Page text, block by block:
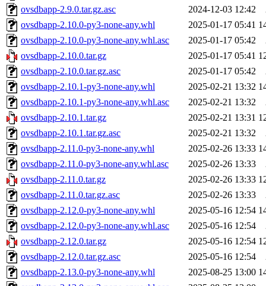
ovsdbapp-2.9.0.tar.gz.asc
2024-12-03 12:42
ovsdbapp-2.10.0-py3-none-any.whl
2025-01-17 05:41
ovsdbapp-2.10.0-py3-none-any.whl.asc
2025-01-17 05:42
ovsdbapp-2.10.0.tar.gz
2025-01-17 05:41
ovsdbapp-2.10.0.tar.gz.asc
2025-01-17 05:42
ovsdbapp-2.10.1-py3-none-any.whl
2025-02-21 13:32
ovsdbapp-2.10.1-py3-none-any.whl.asc
2025-02-21 13:32
ovsdbapp-2.10.1.tar.gz
2025-02-21 13:31
ovsdbapp-2.10.1.tar.gz.asc
2025-02-21 13:32
ovsdbapp-2.11.0-py3-none-any.whl
2025-02-26 13:33
ovsdbapp-2.11.0-py3-none-any.whl.asc
2025-02-26 13:33
ovsdbapp-2.11.0.tar.gz
2025-02-26 13:33
ovsdbapp-2.11.0.tar.gz.asc
2025-02-26 13:33
ovsdbapp-2.12.0-py3-none-any.whl
2025-05-16 12:54
ovsdbapp-2.12.0-py3-none-any.whl.asc
2025-05-16 12:54
ovsdbapp-2.12.0.tar.gz
2025-05-16 12:54
ovsdbapp-2.12.0.tar.gz.asc
2025-05-16 12:54
ovsdbapp-2.13.0-py3-none-any.whl
2025-08-25 13:00